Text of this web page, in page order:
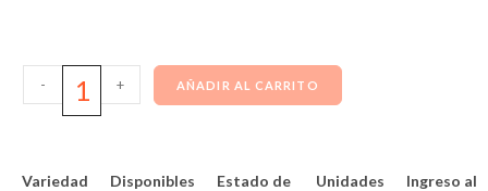
- + AÑADIR AL CARRITO
Variedad
Disponibles
Estado de
Unidades
Ingreso al